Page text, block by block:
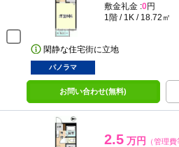
敷金礼金 :0円
1階 / 1K / 18.72㎡
閑静な住宅街に立地
パノラマ
お問い合わせ(無料)
2.5 万円 （管理費